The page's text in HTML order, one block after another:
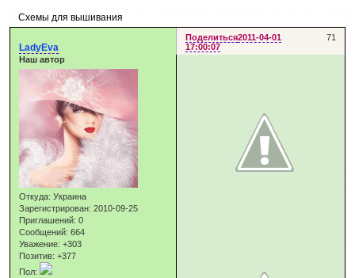
Схемы для вышивания
Поделиться 71
2011-04-01
17:00:07
LadyEva
Наш автор
Откуда: Украина
Зарегистрирован: 2010-09-25
Приглашений: 0
Сообщений: 664
Уважение: +303
Позитив: +377
Пол: